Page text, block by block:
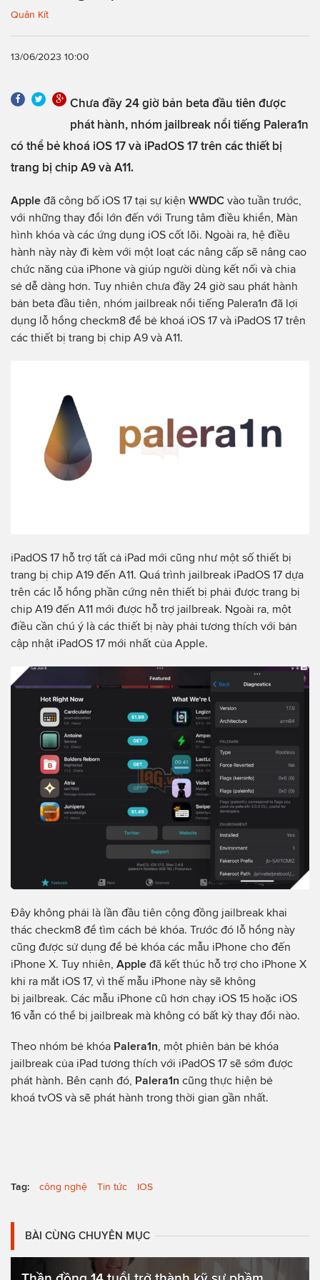
Quân Kít
13/06/2023 10:00
Chưa đầy 24 giờ bản beta đầu tiên được
phát hành, nhóm jailbreak nổi tiếng Palera1n
có thể bẻ khoá iOS 17 và iPadOS 17 trên các thiết bị
trang bị chip A9 và A11.
Apple đã công bố iOS 17 tại sự kiện WWDC vào tuần trước,
với những thay đổi lớn đến với Trung tâm điều khiển, Màn
hình khóa và các ứng dụng iOS cốt lõi. Ngoài ra, hệ điều
hành này này đi kèm với một loạt các nâng cấp sẽ nâng cao
chức năng của iPhone và giúp người dùng kết nối và chia
sẻ dễ dàng hơn. Tuy nhiên chưa đầy 24 giờ sau phát hành
bản beta đầu tiên, nhóm jailbreak nổi tiếng Palera1n đã lợi
dụng lỗ hổng checkm8 để bẻ khoá iOS 17 và iPadOS 17 trên
các thiết bị trang bị chip A9 và A11.
iPadOS 17 hỗ trợ tất cả iPad mới cũng như một số thiết bị
trang bị chip A19 đến A11. Quá trình jailbreak iPadOS 17 dựa
trên các lỗ hổng phần cứng nên thiết bị phải được trang bị
chip A19 đến A11 mới được hỗ trợ jailbreak. Ngoài ra, một
điều cần chú ý là các thiết bị này phải tương thích với bản
cập nhật iPadOS 17 mới nhất của Apple.
Đây không phải là lần đầu tiên cộng đồng jailbreak khai
thác checkm8 để tìm cách bẻ khóa. Trước đó lỗ hổng này
cũng được sử dụng để bẻ khóa các mẫu iPhone cho đến
iPhone X. Tuy nhiên, Apple đã kết thúc hỗ trợ cho iPhone X
khi ra mắt iOS 17, vì thế mẫu iPhone này sẽ không
bị jailbreak. Các mẫu iPhone cũ hơn chạy iOS 15 hoặc iOS
16 vẫn có thể bị jailbreak mà không có bất kỳ thay đổi nào.
Theo nhóm bẻ khóa Palera1n, một phiên bản bẻ khóa
jailbreak của iPad tương thích với iPadOS 17 sẽ sớm được
phát hành. Bên cạnh đó, Palera1n cũng thực hiện bẻ
khoá tvOS và sẽ phát hành trong thời gian gần nhất.
Tag: công nghệ Tin tức IOS
BÀI CÙNG CHUYÊN MỤC